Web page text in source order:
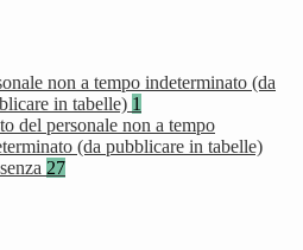
non a tempo indeterminato (da
in tabelle) 1
del personale non a tempo
(da pubblicare in tabelle)
27